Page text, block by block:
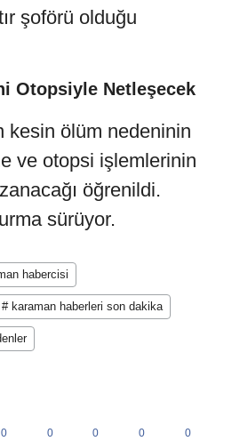
şoförü olduğu
Otopsiyle Netleşecek
kesin ölüm nedeninin
ve otopsi işlemlerinin
öğrenildi.
sürüyor.
habercisi
# karaman haberleri son dakika